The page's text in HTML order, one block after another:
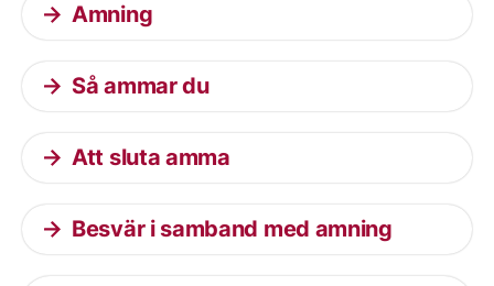
Amning
Så ammar du
Att sluta amma
Besvär i samband med amning